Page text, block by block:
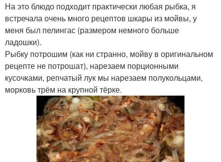
На это блюдо подходит практически любая рыбка, я
встречала очень много рецептов шкары из мойвы, у
меня был пелингас (размером немного больше
ладошки).
Рыбку потрошим (как ни странно, мойву в оригинальном
рецепте не потрошат), нарезаем порционными
кусочками, репчатый лук мы нарезаем полукольцами,
морковь трём на крупной тёрке.